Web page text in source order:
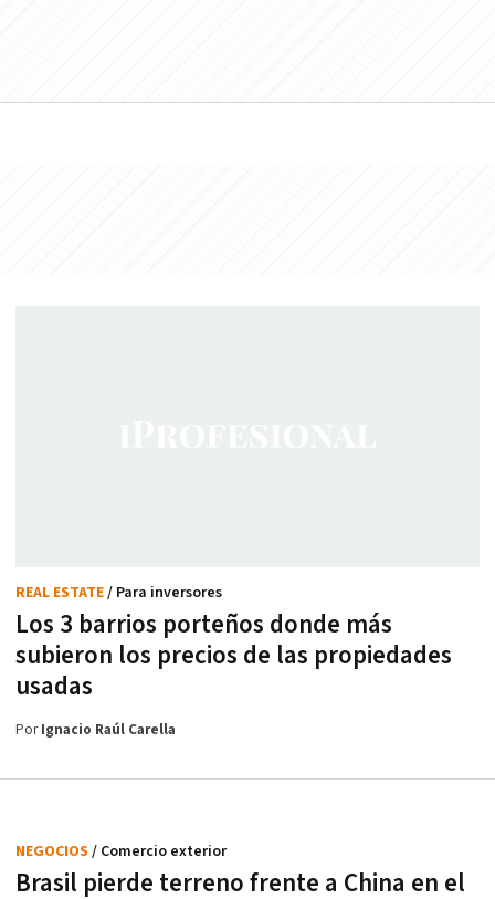
Los 3 barrios porteños donde más
subieron los precios de las propiedades
usadas
REAL ESTATE/ Para inversores
PorIgnacio Raúl Carella
Brasil pierde terreno frente a China en el
NEGOCIOS / Comercio exterior